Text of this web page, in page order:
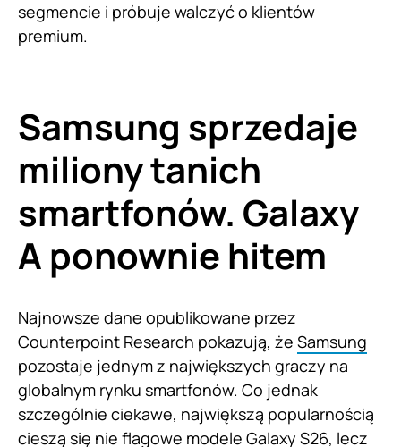
segmencie i próbuje walczyć o klientów
premium.
Samsung sprzedaje
miliony tanich
smartfonów. Galaxy
A ponownie hitem
Najnowsze dane opublikowane przez
Counterpoint Research pokazują, że Samsung
pozostaje jednym z największych graczy na
globalnym rynku smartfonów. Co jednak
szczególnie ciekawe, największą popularnością
cieszą się nie flagowe modele Galaxy S26, lecz